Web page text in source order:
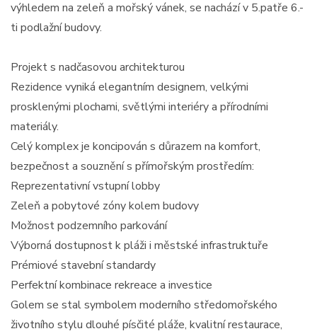
výhledem na zeleň a mořský vánek, se nachází v 5.patře 6.-
ti podlažní budovy.
Projekt s nadčasovou architekturou
Rezidence vyniká elegantním designem, velkými
prosklenými plochami, světlými interiéry a přírodními
materiály.
Celý komplex je koncipován s důrazem na komfort,
bezpečnost a souznění s přímořským prostředím:
Reprezentativní vstupní lobby
Zeleň a pobytové zóny kolem budovy
Možnost podzemního parkování
Výborná dostupnost k pláži i městské infrastruktuře
Prémiové stavební standardy
Perfektní kombinace rekreace a investice
Golem se stal symbolem moderního středomořského
životního stylu dlouhé písčité pláže, kvalitní restaurace,